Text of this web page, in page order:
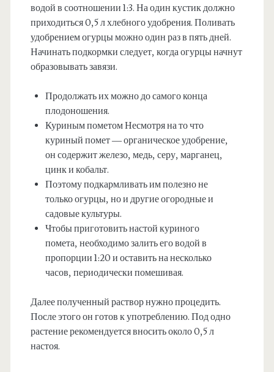
водой в соотношении 1:3. На один кустик должно
приходиться 0,5 л хлебного удобрения. Поливать
удобрением огурцы можно один раз в пять дней.
Начинать подкормки следует, когда огурцы начнут
образовывать завязи.
Продолжать их можно до самого конца
плодоношения.
Куриным пометом Несмотря на то что
куриный помет — органическое удобрение,
он содержит железо, медь, серу, марганец,
цинк и кобальт.
Поэтому подкармливать им полезно не
только огурцы, но и другие огородные и
садовые культуры.
Чтобы приготовить настой куриного
помета, необходимо залить его водой в
пропорции 1:20 и оставить на несколько
часов, периодически помешивая.
Далее полученный раствор нужно процедить.
После этого он готов к употреблению. Под одно
растение рекомендуется вносить около 0,5 л
настоя.